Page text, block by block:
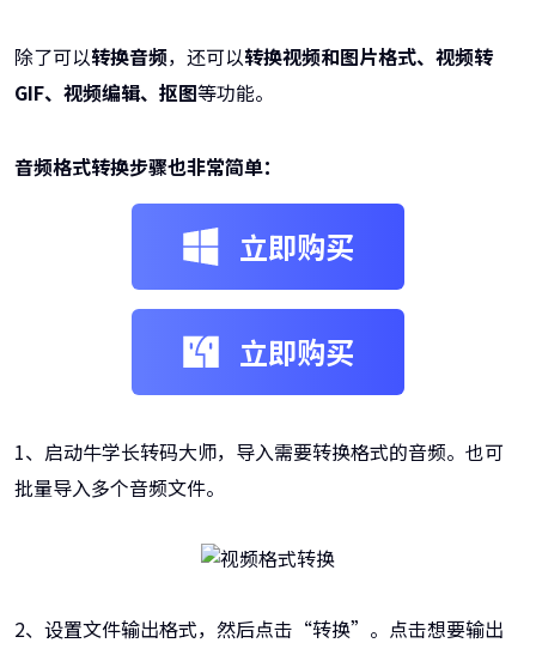
除了可以转换音频，还可以转换视频和图片格式、视频转
GIF、视频编辑、抠图等功能。
音频格式转换步骤也非常简单：
立即购买
立即购买
1、启动牛学长转码大师，导入需要转换格式的音频。也可
批量导入多个音频文件。
2、设置文件输出格式，然后点击“转换”。点击想要输出